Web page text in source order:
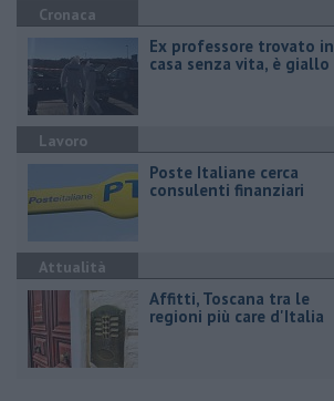
Cronaca
Ex professore trovato in
casa senza vita, è giallo
Lavoro
Poste Italiane cerca
consulenti finanziari
Attualità
Affitti, Toscana tra le
regioni più care d'Italia